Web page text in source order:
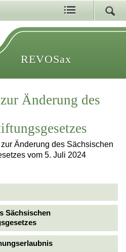
REVOSax
Änderung des
Änderung des Sächsischen
vom 5. Juli 2024
Sächsischen